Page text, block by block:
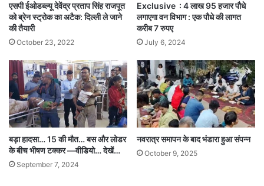
एसपी ईओडब्ल्यू देवेंद्र प्रताप सिंह राजपूत
को ब्रेन स्ट्रोक का अटैक: दिल्ली ले जाने
की तैयारी
October 23, 2022
Exclusive : 4 लाख 95 हजार पौधे
लगाएगा वन विभाग : एक पौधे की लागत
करीब 7 रुपए
July 6, 2024
बड़ा हादसा… 15 की मौत… बस और लोडर
के बीच भीषण टक्कर —वीडियो… देखें…
September 7, 2024
नवरात्र समापन के बाद भंडारा हुआ संपन्न
October 9, 2025